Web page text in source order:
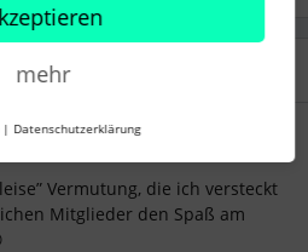
Vermutung, die ich versteckt
Mitglieder den Spaß am
mehr
| Datenschutzerklärung